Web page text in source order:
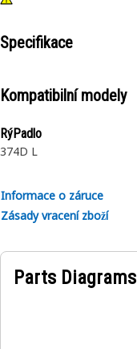
Specifikace
Kompatibilní modely
RýPadlo
374D L
Informace o záruce
Zásady vracení zboží
Parts Diagrams